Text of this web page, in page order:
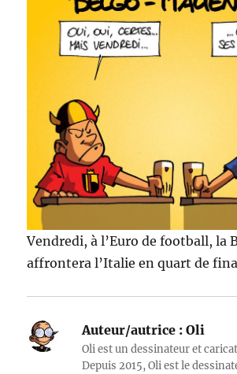
Vendredi, à l’Euro de football, la
affrontera l’Italie en quart de
Auteur/autrice : Oli
Oli est un dessinateur et
Depuis 2015, Oli est le